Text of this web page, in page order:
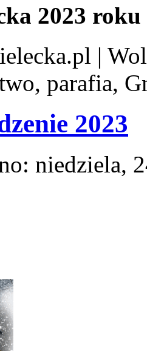
2023 roku
|
parafia,
2023
niedziela,